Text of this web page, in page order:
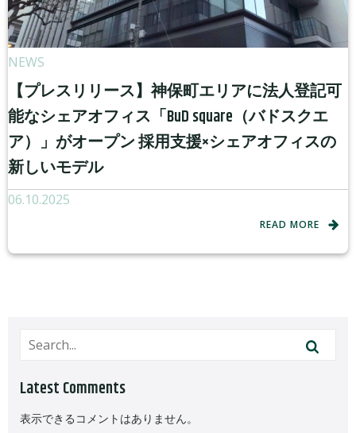
NEWS
【プレスリリース】神保町エリアに法人登記可
能なシェアオフィス「BuD square（バドスクエ
ア）」がオープン 採用支援×シェアオフィスの
新しいモデル
06.10.2025
READ MORE
Latest Comments
表示できるコメントはありません。